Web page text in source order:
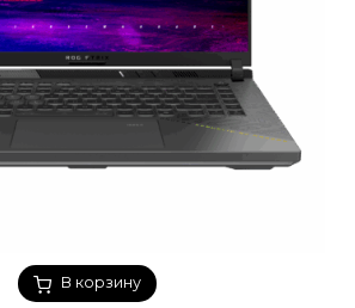
В корзину